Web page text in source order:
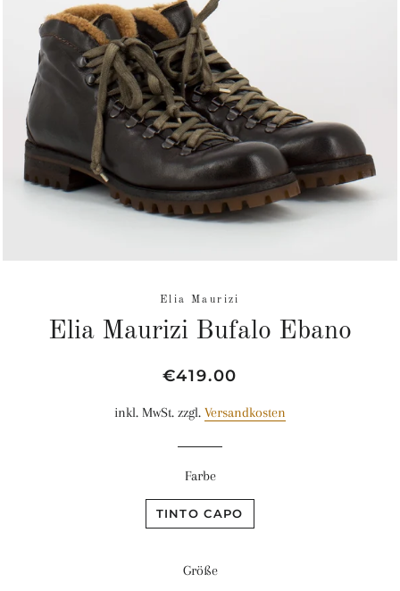
Elia Maurizi
Elia Maurizi Bufalo Ebano
Normaler
Sonderpreis
€419.00
inkl. MwSt. zzgl. Versandkosten
Farbe
TINTO CAPO
Größe